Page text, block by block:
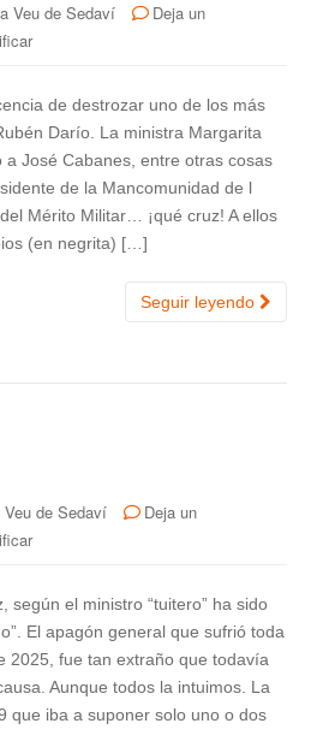
Veu de Sedaví
Deja un
de destrozar uno de los más
Darío. La ministra Margarita
a José Cabanes, entre otras cosas
de la Mancomunidad de l
Mérito Militar… ¡qué cruz! A ellos
(en negrita) […]
Seguir leyendo
Veu de Sedaví
Deja un
según el ministro “tuitero” ha sido
El apagón general que sufrió toda
2025, fue tan extraño que todavía
Aunque todos la intuimos. La
que iba a suponer solo uno o dos